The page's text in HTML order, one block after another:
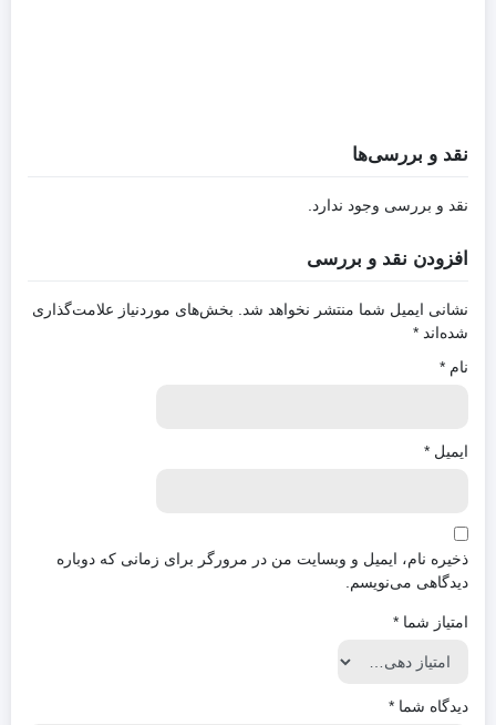
نقد و بررسی‌ها
نقد و بررسی وجود ندارد.
افزودن نقد و بررسی
نشانی ایمیل شما منتشر نخواهد شد.
بخش‌های موردنیاز علامت‌گذاری
شده‌اند *
نام *
ایمیل *
ذخیره نام، ایمیل و وبسایت من در مرورگر برای زمانی که دوباره
دیدگاهی می‌نویسم.
امتیاز شما *
دیدگاه شما *